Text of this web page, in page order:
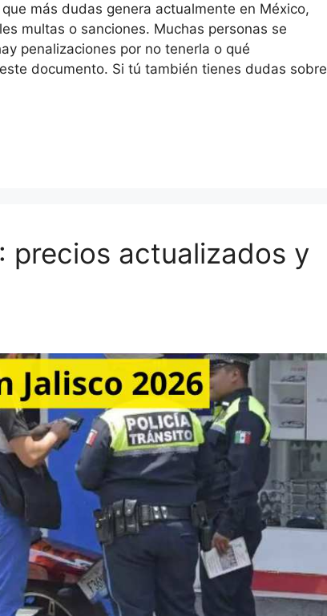
más dudas genera actualmente en México,
multas o sanciones. Muchas personas se
penalizaciones por no tenerla o qué
documento. Si tú también tienes dudas sobre
precios actualizados y